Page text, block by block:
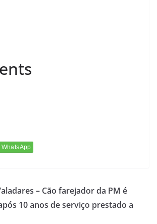
– Cão farejador da PM é
10 anos de serviço prestado a